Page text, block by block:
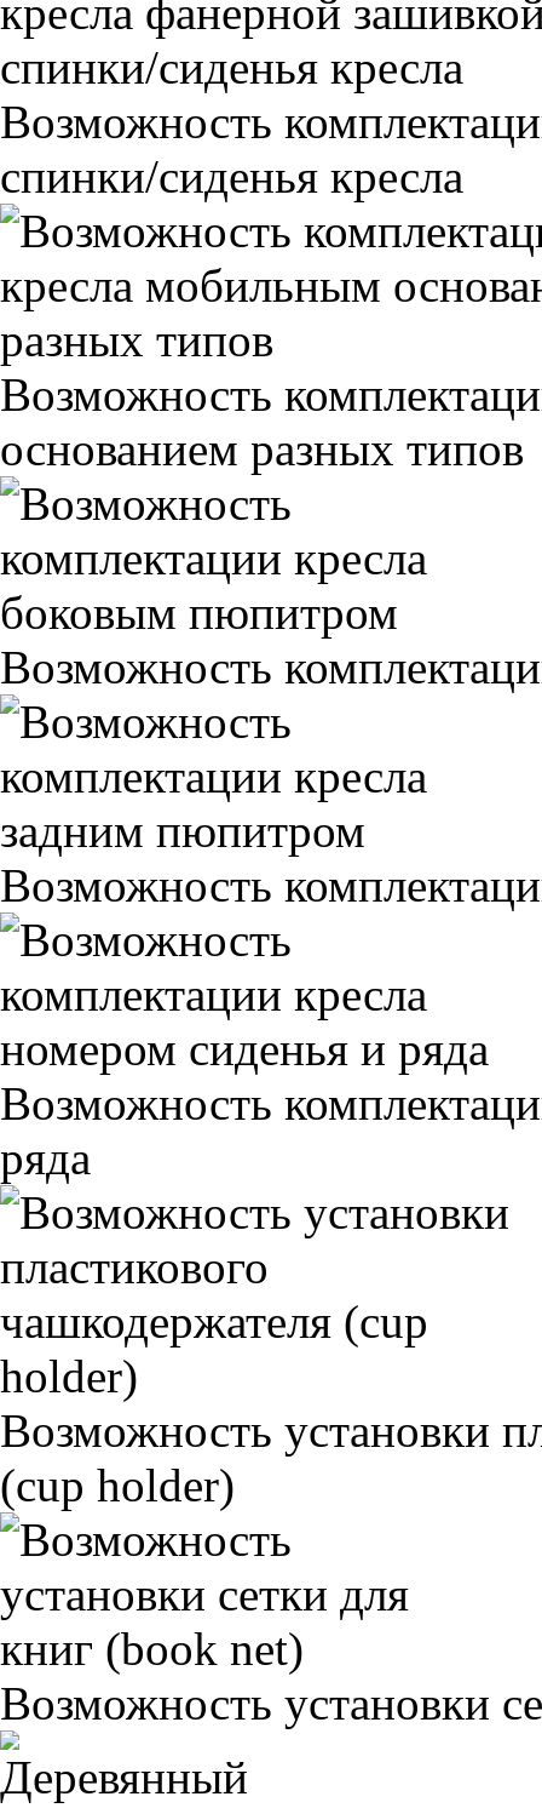
Возможность
спинки/сиденья кресла
Возможность
основанием разных типов
Возможность
Возможность
Возможность
ряда
Возможность установки
(cup holder)
Возможность установки